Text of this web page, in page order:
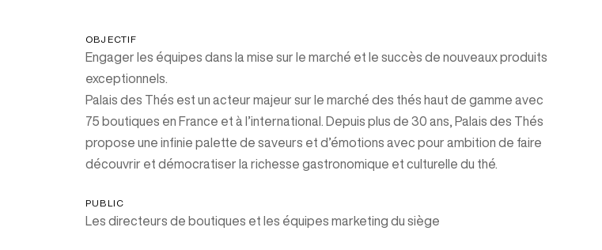
OBJECTIF
Engager les équipes dans la mise sur le marché et le succès de nouveaux produits
exceptionnels.
Palais des Thés est un acteur majeur sur le marché des thés haut de gamme avec
75 boutiques en France et à l’international. Depuis plus de 30 ans, Palais des Thés
propose une infinie palette de saveurs et d’émotions avec pour ambition de faire
découvrir et démocratiser la richesse gastronomique et culturelle du thé.
PUBLIC
Les directeurs de boutiques et les équipes marketing du siège